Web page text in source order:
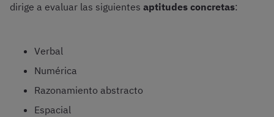
dirige a evaluar las siguientes aptitudes concretas:
Verbal
Numérica
Razonamiento abstracto
Espacial